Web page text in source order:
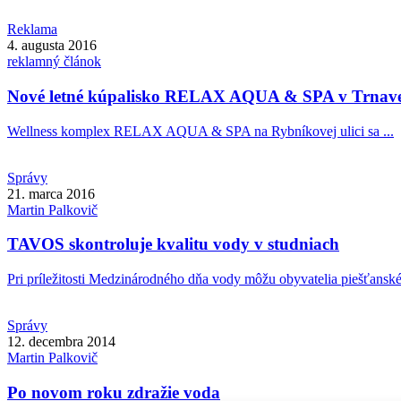
Reklama
4. augusta 2016
reklamný článok
Nové letné kúpalisko RELAX AQUA & SPA v
Wellness komplex RELAX AQUA & SPA na Rybníkovej ulici sa ...
Správy
21. marca 2016
Martin Palkovič
TAVOS skontroluje kvalitu vody v studniach
Pri príležitosti Medzinárodného dňa vody môžu obyvatelia
Správy
12. decembra 2014
Martin Palkovič
Po novom roku zdražie voda